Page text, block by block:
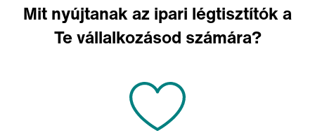
Mit nyújtanak az ipari légtisztítók a
Te vállalkozásod számára?